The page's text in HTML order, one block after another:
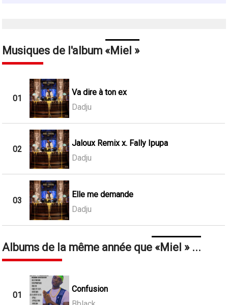
Musiques de l'album Miel
01
Va dire à ton ex
Dadju
02
Jaloux Remix x. Fally Ipupa
Dadju
03
Elle me demande
Dadju
Albums de la même année que Miel ...
01
Confusion